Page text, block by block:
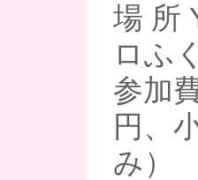
場 所
ロふ
参加
円、
み）